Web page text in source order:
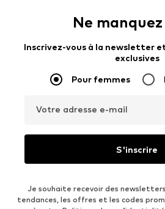
Ne
Inscrivez-vous à la newsletter
exclusives
Pour femmes
Votre adresse e-mail
S'inscrire
Je souhaite recevoir des newsletters
tendances, les offres et les codes